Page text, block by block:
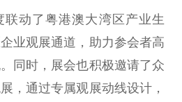
联动了粤港澳大湾区产业生
业观展通道，助力参会者高
同时，展会也积极邀请了众
，通过专属观展动线设计，